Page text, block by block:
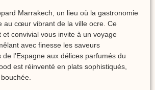
Marrakech, un lieu où la gastronomie
au cœur vibrant de la ville ocre. Ce
et convivial vous invite à un voyage
avec finesse les saveurs
l’Espagne aux délices parfumés du
est réinventé en plats sophistiqués,